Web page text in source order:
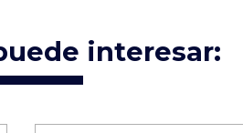
interesar: